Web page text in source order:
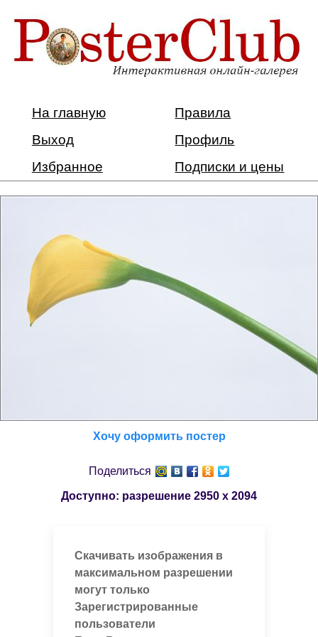
На главную
Правила
Выход
Профиль
Избранное
Подписки и цены
Хочу оформить постер
Поделиться
Доступно: разрешение 2950 x 2094
Скачивать изображения в
максимальном разрешении
могут только
Зарегистрированные
пользователи